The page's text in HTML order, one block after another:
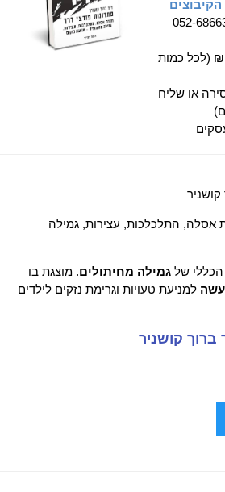
הקיבוצים
03-6990354, 052-
24 ₪ (לכל כמות
או שליח
אסלה, התלכלכות, עצירות, גמילה
של גמילה מחיתולים. מוצגת בו
למניעת טעויות וגרימת נזקים לילדים
קושניר